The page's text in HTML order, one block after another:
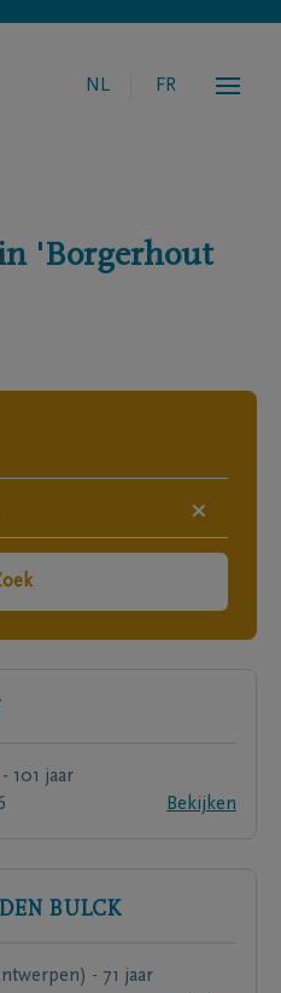
NL FR
'Borgerhout
×
101 jaar
Bekijken
BULCK
- 71 jaar